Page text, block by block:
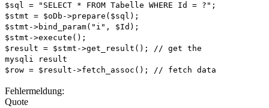
$sql = "SELECT * FROM Tabelle WHERE Id = ?";
$stmt = $oDb->prepare($sql);
$stmt->bind_param("i", $Id);
$stmt->execute();
$result = $stmt->get_result(); // get the
mysqli result
$row = $result->fetch_assoc(); // fetch data
Fehlermeldung:
Quote